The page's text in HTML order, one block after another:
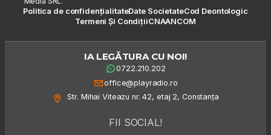
Politica de confidențialitateDate SocietateCod Deontologic
Termeni Și CondițiiCNAANCOM
IA LEGĂTURA CU NOI!
0722.210.202
office@playradio.ro
Str. Mihai Viteazu nr. 42, etaj 2, Constanța
FII SOCIAL!